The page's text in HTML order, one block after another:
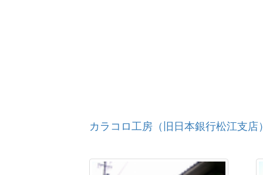
カラコロ工房（旧日本銀行松江支店